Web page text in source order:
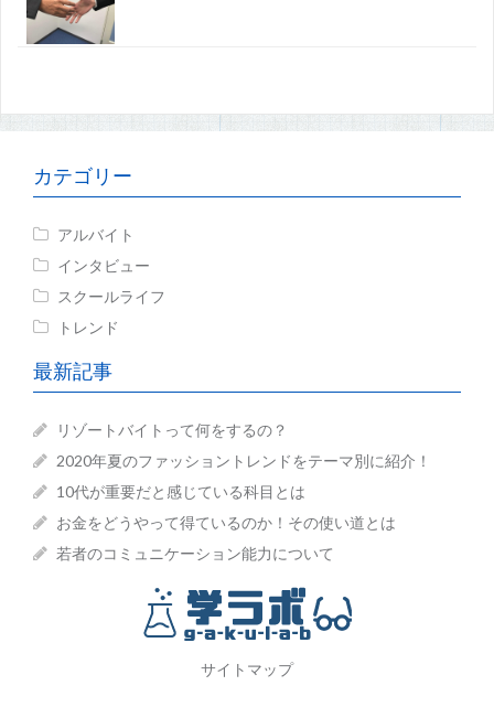
カテゴリー
アルバイト
インタビュー
スクールライフ
トレンド
最新記事
リゾートバイトって何をするの？
2020年夏のファッショントレンドをテーマ別に紹介！
10代が重要だと感じている科目とは
お金をどうやって得ているのか！その使い道とは
若者のコミュニケーション能力について
サイトマップ